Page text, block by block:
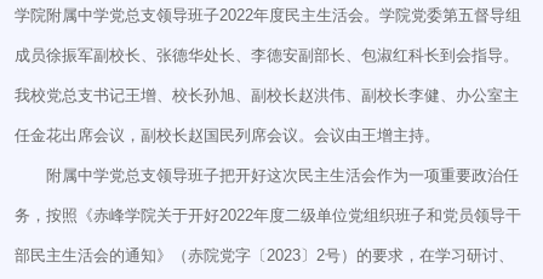
学院附属中学党总支领导班子2022年度民主生活会。学院党委第五督导组
成员徐振军副校长、张德华处长、李德安副部长、包淑红科长到会指导。
我校党总支书记王增、校长孙旭、副校长赵洪伟、副校长李健、办公室主
任金花出席会议，副校长赵国民列席会议。会议由王增主持。
附属中学党总支领导班子把开好这次民主生活会作为一项重要政治任
务，按照《赤峰学院关于开好2022年度二级单位党组织班子和党员领导干
部民主生活会的通知》（赤院党字〔2023〕2号）的要求，在学习研讨、